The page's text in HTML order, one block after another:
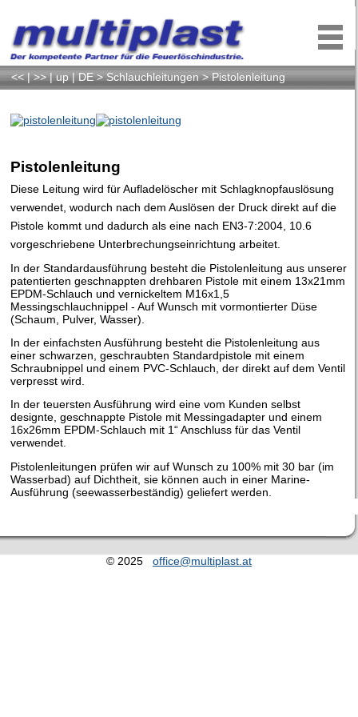
<<|>>|up|DE>Schlauchleitungen>Pistolenleitung
Pistolenleitung
Diese Leitung wird für Aufladelöscher mit Schlagknopfauslösung
verwendet, wodurch nach dem Auslösen der Druck direkt auf die
Pistole kommt und dadurch als eine nach EN3-7:2004, 10.6
vorgeschriebene Unterbrechungseinrichtung arbeitet.
In der Standardausführung besteht die Pistolenleitung aus unserer
patentierten geschnappten drehbaren Pistole mit einem 13x21mm
EPDM-Schlauch und vernickeltem M16x1,5
Messingschlauchnippel - Auf Wunsch mit vormontierter Düse
(Schaum, Pulver, Wasser).
In der einfachsten Ausführung besteht die Pistolenleitung aus
einer schwarzen, geschraubten Standardpistole mit einem
Schraubnippel und einem PVC-Schlauch, der direkt auf dem Ventil
verpresst wird.
In der teuersten Ausführung wird eine vom Kunden selbst
designte, geschnappte Pistole mit Messingadapter und einem
16x26mm EPDM-Schlauch mit 1“ Anschluss für das Ventil
verwendet.
Pistolenleitungen prüfen wir auf Wunsch zu 100% mit 30 bar (im
Wasserbad) auf Dichtheit, sie können auch in einer Marine-
Ausführung (seewasserbeständig) geliefert werden.
© 2025 office@multiplast.at